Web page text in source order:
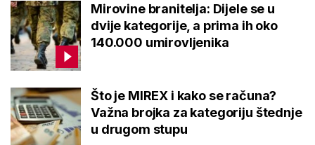
Mirovine branitelja: Dijele se u
dvije kategorije, a prima ih oko
140.000 umirovljenika
Što je MIREX i kako se računa?
Važna brojka za kategoriju štednje
u drugom stupu